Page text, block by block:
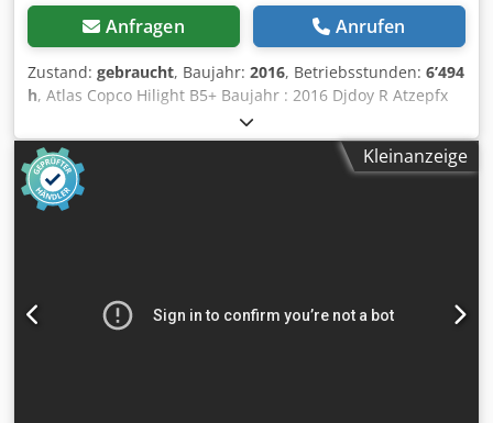
Anfragen Anrufen
Zustand: gebraucht, Baujahr: 2016, Betriebsstunden: 6’494
h, Atlas Copco Hilight B5+ Baujahr : 2016 Djdoy R Atzepfx
Acbeck Betriebsstunden: 6.494 Std. LED-Beleuchtung: 4 ×
350 W Lichtabdeckung: bis zu 5.000 m² Gewicht: 981 kg
Kleinanzeige